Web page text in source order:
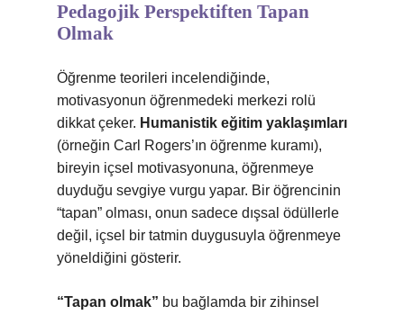
Pedagojik Perspektiften Tapan
Olmak
Öğrenme teorileri incelendiğinde,
motivasyonun öğrenmedeki merkezi rolü
dikkat çeker. Humanistik eğitim yaklaşımları
(örneğin Carl Rogers’ın öğrenme kuramı),
bireyin içsel motivasyonuna, öğrenmeye
duyduğu sevgiye vurgu yapar. Bir öğrencinin
“tapan” olması, onun sadece dışsal ödüllerle
değil, içsel bir tatmin duygusuyla öğrenmeye
yöneldiğini gösterir.
“Tapan olmak” bu bağlamda bir zihinsel